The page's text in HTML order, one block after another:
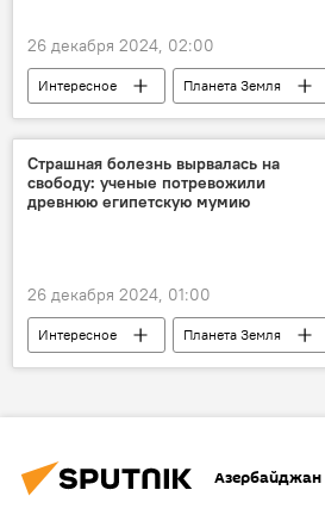
26 декабря 2024, 02:00
Интересное
Планета Земля
Ученый
Климатолог
Экологическая катастрофа
Ураган
Наводнение
Страшная болезнь вырвалась на
свободу: ученые потревожили
древнюю египетскую мумию
26 декабря 2024, 01:00
Интересное Планета Земля
Мумия
Ученые
Азербайджан